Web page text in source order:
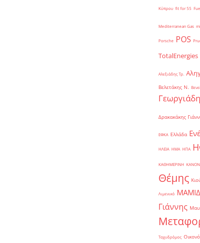
Κύπρου fit for 55
Mediterranean Gas
Porsche POS
TotalEnergies
Αλεξιάδης Τρ.
Βελετάκης Ν.
Δρακακάκης
ΕΦΚΑ Ελλάδα
ΗΛΕΙΑ ΗΜΑ ΗΠΑ
ΚΑΘΗΜΕΡΙΝΗ
Θέμης
Λιμενικό
Γιάννης
Ταχυδρόμος